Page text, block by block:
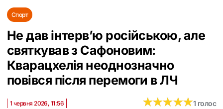
Спорт
Не дав інтерв’ю російською, але
святкував з Сафоновим:
Кварацхелія неоднозначно
повівся після перемоги в ЛЧ
1 червня 2026, 11:56 ★★★★★
★★★★★1 голос